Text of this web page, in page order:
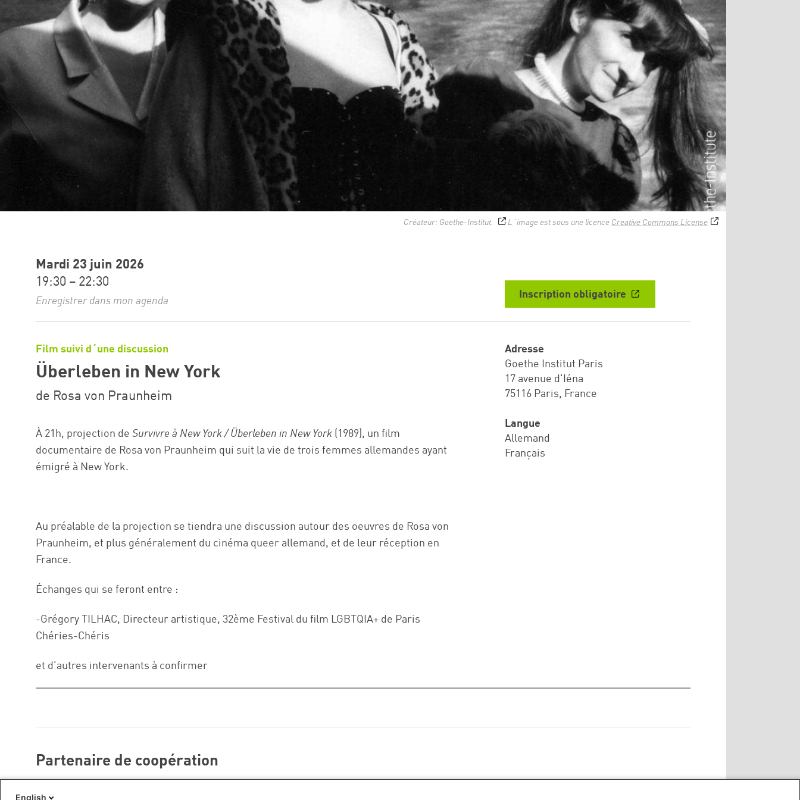
Créateur: Goethe-Institut. L´image est sous une licence Creative Commons License
Mardi 23 juin 2026
19:30 – 22:30
Enregistrer dans mon agenda
Inscription obligatoire
Film suivi d´une discussion
Überleben in New York
de Rosa von Praunheim
À 21h, projection de Survivre à New York / Überleben in New York (1989), un film
documentaire de Rosa von Praunheim qui suit la vie de trois femmes allemandes ayant
émigré à New York.
Au préalable de la projection se tiendra une discussion autour des oeuvres de Rosa von
Praunheim, et plus généralement du cinéma queer allemand, et de leur réception en
France.
Échanges qui se feront entre :
-Grégory TILHAC, Directeur artistique, 32ème Festival du film LGBTQIA+ de Paris
Chéries-Chéris
et d'autres intervenants à confirmer
Adresse
Goethe Institut Paris
17 avenue d'Iéna
75116 Paris, France
Langue
Allemand
Français
Partenaire de coopération
Logo:
English